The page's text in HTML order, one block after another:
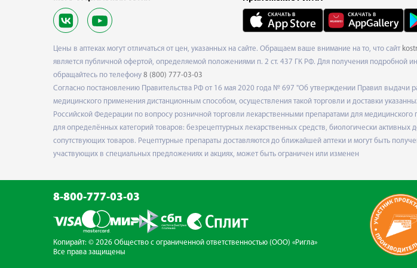
Цены в аптеках могут отличаться от цен, указанных на сайте. Обращаем ваше внимание на то, что сайт
является публичной офертой, определяемой положениями п. 2 ст. 437 ГК РФ. Для получения подробной
обращайтесь по телефону 8 (800) 777-03-03
Согласно постановлению Правительства РФ от 16 мая 2020 года № 697 "Об утверждении Правил выдачи
медицинского применения дистанционным способом, осуществления такой торговли и доставки
Российской Федерации по вопросу розничной торговли лекарственными препаратами для
для определённых категорий товаров: безрецептурных лекарственных средств, биологически
сопутствующих товаров. Рецептурные препараты доставляются до ближайшей аптеки и могут быть
участвующих в специальных предложениях и акциях, может быть ограничен или изменен
8-800-777-03-03
Копирайт: © 2026 Общество с ограниченной ответственностью (ООО) «Ригла»
Все права защищены